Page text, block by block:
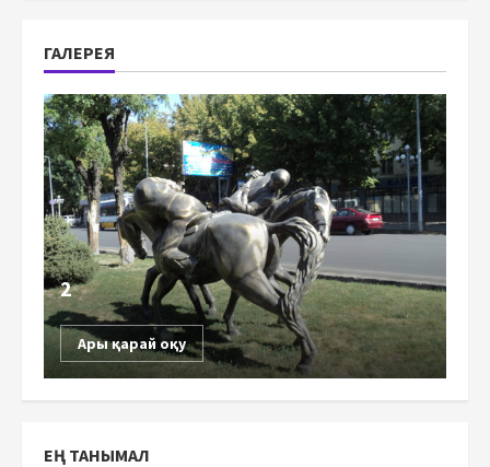
ГАЛЕРЕЯ
2
Ары қарай оқу
ЕҢ ТАНЫМАЛ